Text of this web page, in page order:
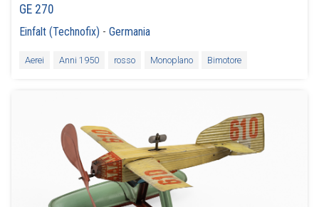
GE 270
Einfalt (Technofix) -Germania
Aerei Anni 1950 rosso Monoplano Bimotore